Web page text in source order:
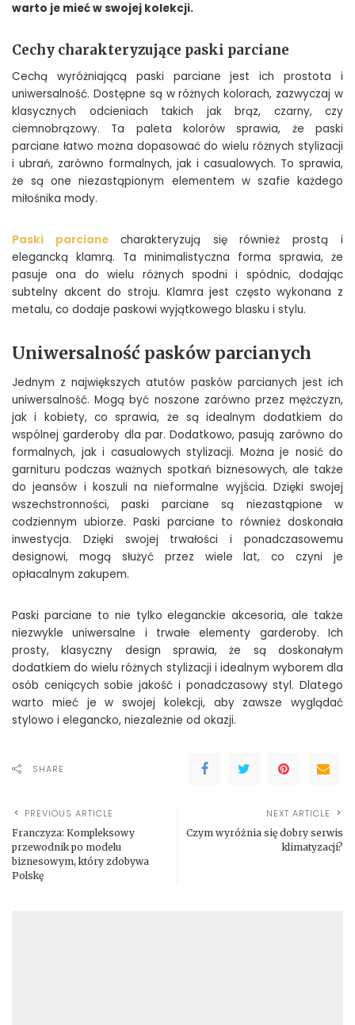
warto je mieć w swojej kolekcji.
Cechy charakteryzujące paski parciane
Cechą wyróżniającą paski parciane jest ich prostota i
uniwersalność. Dostępne są w różnych kolorach, zazwyczaj w
klasycznych odcieniach takich jak brąz, czarny, czy
ciemnobrązowy. Ta paleta kolorów sprawia, że paski
parciane łatwo można dopasować do wielu różnych stylizacji
i ubrań, zarówno formalnych, jak i casualowych. To sprawia,
że są one niezastąpionym elementem w szafie każdego
miłośnika mody.
Paski parciane
charakteryzują się również prostą i
elegancką klamrą. Ta minimalistyczna forma sprawia, że
pasuje ona do wielu różnych spodni i spódnic, dodając
subtelny akcent do stroju. Klamra jest często wykonana z
metalu, co dodaje paskowi wyjątkowego blasku i stylu.
Uniwersalność pasków parcianych
Jednym z największych atutów pasków parcianych jest ich
uniwersalność. Mogą być noszone zarówno przez mężczyzn,
jak i kobiety, co sprawia, że są idealnym dodatkiem do
wspólnej garderoby dla par. Dodatkowo, pasują zarówno do
formalnych, jak i casualowych stylizacji. Można je nosić do
garnituru podczas ważnych spotkań biznesowych, ale także
do jeansów i koszuli na nieformalne wyjścia. Dzięki swojej
wszechstronności, paski parciane są niezastąpione w
codziennym ubiorze. Paski parciane to również doskonała
inwestycja. Dzięki swojej trwałości i ponadczasowemu
designowi, mogą służyć przez wiele lat, co czyni je
opłacalnym zakupem.
Paski parciane to nie tylko eleganckie akcesoria, ale także
niezwykle uniwersalne i trwałe elementy garderoby. Ich
prosty, klasyczny design sprawia, że są doskonałym
dodatkiem do wielu różnych stylizacji i idealnym wyborem dla
osób ceniących sobie jakość i ponadczasowy styl. Dlatego
warto mieć je w swojej kolekcji, aby zawsze wyglądać
stylowo i elegancko, niezależnie od okazji.
SHARE
PREVIOUS ARTICLE
Franczyza: Kompleksowy
przewodnik po modelu
biznesowym, który zdobywa
Polskę
NEXT ARTICLE
Czym wyróżnia się dobry serwis
klimatyzacji?